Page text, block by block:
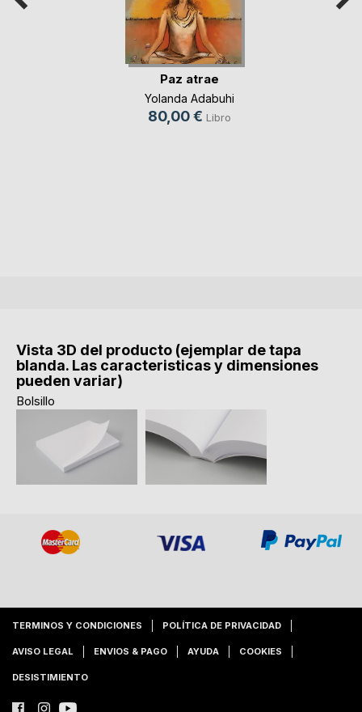
Paz atrae
Yolanda Adabuhi
80,00 € Libro
Vista 3D del producto (ejemplar de tapa
blanda. Las caracteristicas y dimensiones
pueden variar)
Bolsillo
TERMINOS Y CONDICIONES POLÍTICA DE PRIVACIDAD
AVISO LEGAL ENVIOS & PAGO AYUDA COOKIES
DESISTIMIENTO